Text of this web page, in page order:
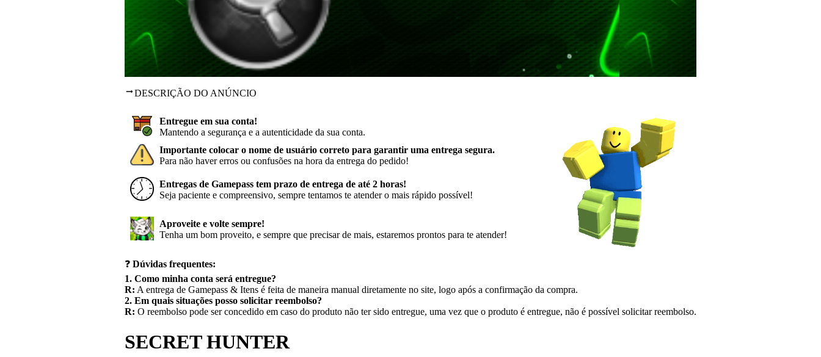
DESCRIÇÃO DO ANÚNCIO
Entregue em sua conta!
Mantendo a segurança e a autenticidade da sua conta.
Importante colocar o nome de usuário correto para garantir uma entrega segura.
Para não haver erros ou confusões na hora da entrega do pedido!
Entregas de Gamepass tem prazo de entrega de até 2 horas!
Seja paciente e compreensivo, sempre tentamos te atender o mais rápido possível!
Aproveite e volte sempre!
Tenha um bom proveito, e sempre que precisar de mais, estaremos prontos para te atender!
❓ Dúvidas frequentes:
1. Como minha conta será entregue?
R: A entrega de Gamepass & Itens é feita de maneira manual diretamente no site, logo após a confirmação da compra.
2. Em quais situações posso solicitar reembolso?
R: O reembolso pode ser concedido em caso do produto não ter sido entregue, uma vez que o produto é entregue, não é possível solicitar reembolso.
SECRET HUNTER